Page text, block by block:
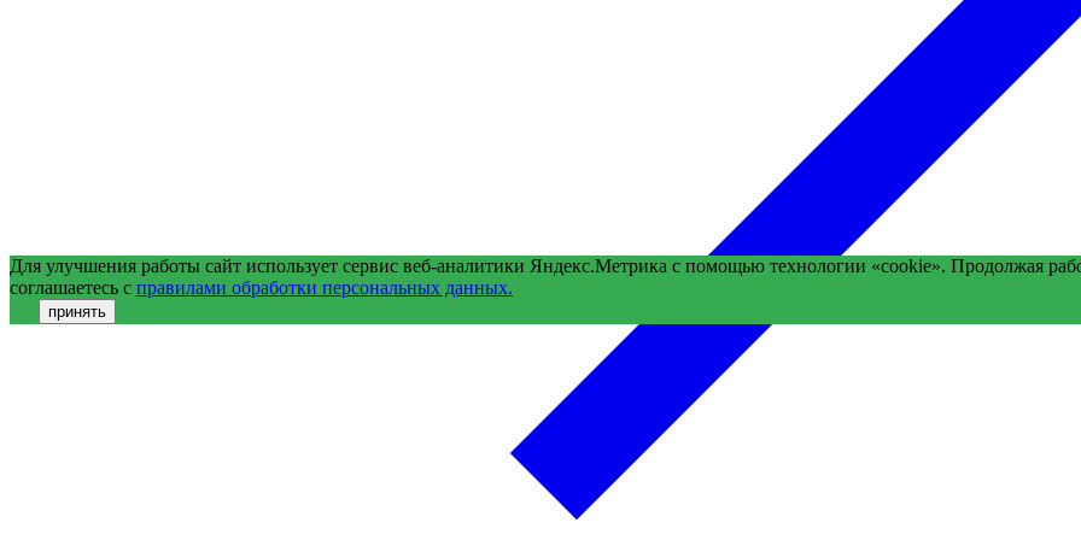
Для улучшения работы сайт использует сервис веб-аналитики Яндекс.Метрика с помощью технологии «cookie». Продолжая
соглашаетесь с правилами обработки персональных данных.
принять